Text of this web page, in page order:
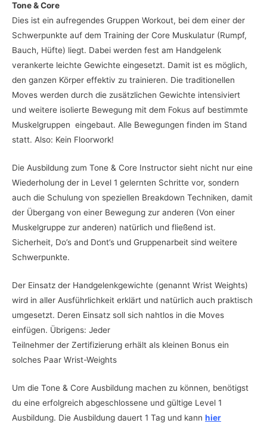
Tone & Core
Dies ist ein aufregendes Gruppen Workout, bei dem einer der
Schwerpunkte auf dem Training der Core Muskulatur (Rumpf,
Bauch, Hüfte) liegt. Dabei werden fest am Handgelenk
verankerte leichte Gewichte eingesetzt. Damit ist es möglich,
den ganzen Körper effektiv zu trainieren. Die traditionellen
Moves werden durch die zusätzlichen Gewichte intensiviert
und weitere isolierte Bewegung mit dem Fokus auf bestimmte
Muskelgruppen eingebaut. Alle Bewegungen finden im Stand
statt. Also: Kein Floorwork!
Die Ausbildung zum Tone & Core Instructor sieht nicht nur eine
Wiederholung der in Level 1 gelernten Schritte vor, sondern
auch die Schulung von speziellen Breakdown Techniken, damit
der Übergang von einer Bewegung zur anderen (Von einer
Muskelgruppe zur anderen) natürlich und fließend ist.
Sicherheit, Do’s and Dont’s und Gruppenarbeit sind weitere
Schwerpunkte.
Der Einsatz der Handgelenkgewichte (genannt Wrist Weights)
wird in aller Ausführlichkeit erklärt und natürlich auch praktisch
umgesetzt. Deren Einsatz soll sich nahtlos in die Moves
einfügen. Übrigens: Jeder
Teilnehmer der Zertifizierung erhält als kleinen Bonus ein
solches Paar Wrist-Weights
Um die Tone & Core Ausbildung machen zu können, benötigst
du eine erfolgreich abgeschlossene und gültige Level 1
Ausbildung. Die Ausbildung dauert 1 Tag und kann hier